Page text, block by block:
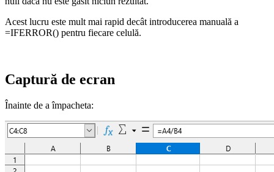
Acest lucru este mult mai rapid decât introducerea manuală a
=IFERROR() pentru fiecare celulă.
Captură de ecran
Înainte de a împacheta: